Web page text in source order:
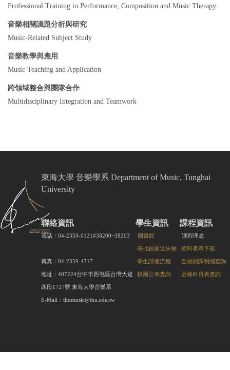
Professional Training in Performance, Composition and Music Therapy
音樂相關議題分析與研究
Music-Related Subject Study
音樂教學與應用
Music Teaching and Application
跨領域整合與團隊合作
Multidisciplinary Integration and Teamwork
東海大學 音樂學系 Department of Music, Tunghai
University
聯絡資訊
電話：04-2359-0121#38200~38203
傳真：04-2359-4717
地址：407224台中市西屯區台灣大道
四段1727號 東海大學音樂系
E-Mail：thumusic@thu.edu.tw
學生資訊
圖書館
尋找校園遺失物
學生請假流程
校園公車查詢
課程資訊
課程理念
術科表單下載
全校開課明細查詢
必修科目表查詢